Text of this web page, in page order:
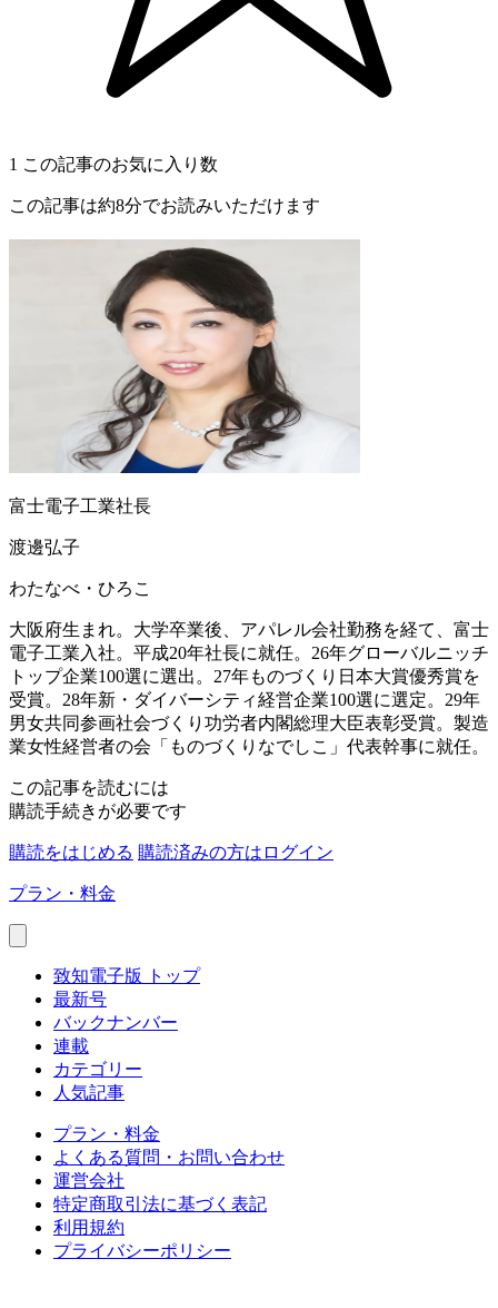
1 この記事のお気に入り数
この記事は約8分でお読みいただけます
富士電子工業社長
渡邊弘子
わたなべ・ひろこ
大阪府生まれ。大学卒業後、アパレル会社勤務を経て、富士
電子工業入社。平成20年社長に就任。26年グローバルニッチ
トップ企業100選に選出。27年ものづくり日本大賞優秀賞を
受賞。28年新・ダイバーシティ経営企業100選に選定。29年
男女共同参画社会づくり功労者内閣総理大臣表彰受賞。製造
業女性経営者の会「ものづくりなでしこ」代表幹事に就任。
この記事を読むには
購読手続きが必要です
購読をはじめる 購読済みの方はログイン
プラン・料金
致知電子版 トップ
最新号
バックナンバー
連載
カテゴリー
人気記事
プラン・料金
よくある質問・お問い合わせ
運営会社
特定商取引法に基づく表記
利用規約
プライバシーポリシー